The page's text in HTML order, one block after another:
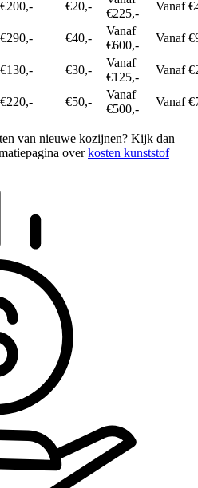
€200,- €20,-
€225,-
Vanaf
€290,- €40,-
Vanaf
€600,-
Vanaf
€130,- €30,-
Vanaf
€125,-
Vanaf
€220,- €50,-
Vanaf
€500,-
Vanaf
van nieuwe kozijnen? Kijk dan
overkosten kunststof